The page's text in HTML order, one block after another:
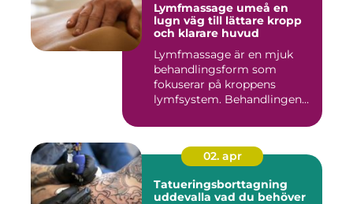
Lymfmassage umeå en
lugn väg till lättare kropp
och klarare huvud
Lymfmassage är en mjuk
behandlingsform som
fokuserar på kroppens
lymfsystem. Behandlingen
02. apr
Tatueringsborttagning
uddevalla vad du behöver